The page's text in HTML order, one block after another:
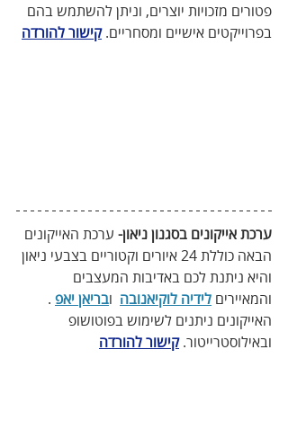
פטורים מזכויות יוצרים, וניתן להשתמש בהם
בפרוייקטים אישיים ומסחריים. קישור להורדה
ערכת אייקונים בסגנון ניאון- ערכת האייקונים
הבאה כוללת 24 איורים וקטוריים בצבעי ניאון
והיא ניתנת לכם באדיבות המעצבים
והמאיירים לידיה לוקיאנובה
  ו
בריאן יאפ .
האייקונים ניתנים לשימוש בפוטושופ
ובאילוסטרייטור. קישור להורדה